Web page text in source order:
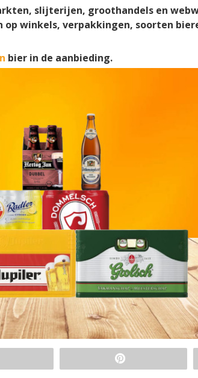
slijterijen, groothandels en
winkels, verpakkingen, soorten
bier in de aanbieding.